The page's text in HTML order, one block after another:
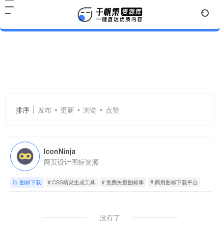
排序 发布 更新 浏览 点赞
IconNinja
网页设计图标资源
图标下载 # CSS精灵生成工具 # 免费矢量图标库 # 商用图标下载平台
没有了